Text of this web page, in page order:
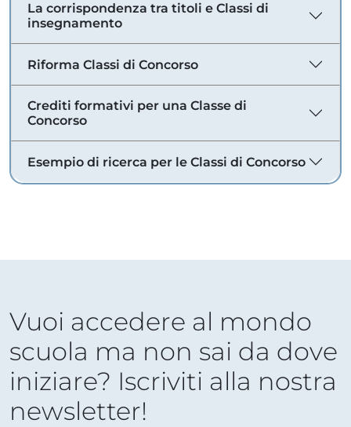
La corrispondenza tra titoli e Classi di
insegnamento
Riforma Classi di Concorso
Crediti formativi per una Classe di
Concorso
Esempio di ricerca per le Classi di Concorso
Vuoi accedere al mondo
scuola ma non sai da dove
iniziare? Iscriviti alla nostra
newsletter!